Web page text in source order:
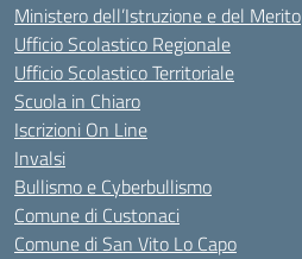
Ministero dell’Istruzione e del Merito
Ufficio Scolastico Regionale
Ufficio Scolastico Territoriale
Scuola in Chiaro
Iscrizioni On Line
Invalsi
Bullismo e Cyberbullismo
Comune di Custonaci
Comune di San Vito Lo Capo